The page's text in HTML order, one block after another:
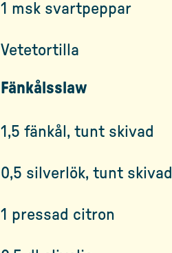
1 msk svartpeppar
Vetetortilla
Fänkålsslaw
1,5 fänkål, tunt skivad
0,5 silverlök, tunt skivad
1 pressad citron